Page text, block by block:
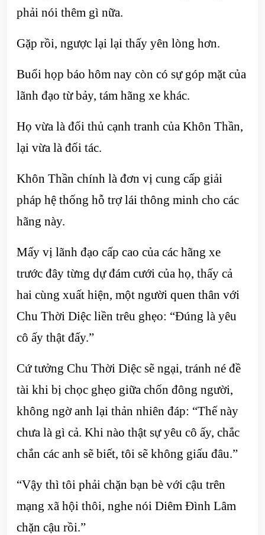
phải nói thêm gì nữa.
Gặp rồi, ngược lại lại thấy yên lòng hơn.
Buổi họp báo hôm nay còn có sự góp mặt của
lãnh đạo từ bảy, tám hãng xe khác.
Họ vừa là đối thủ cạnh tranh của Khôn Thần,
lại vừa là đối tác.
Khôn Thần chính là đơn vị cung cấp giải
pháp hệ thống hỗ trợ lái thông minh cho các
hãng này.
Mấy vị lãnh đạo cấp cao của các hãng xe
trước đây từng dự đám cưới của họ, thấy cả
hai cùng xuất hiện, một người quen thân với
Chu Thời Diệc liền trêu ghẹo: “Đúng là yêu
cô ấy thật đấy.”
Cứ tưởng Chu Thời Diệc sẽ ngại, tránh né đề
tài khi bị chọc ghẹo giữa chốn đông người,
không ngờ anh lại thản nhiên đáp: “Thế này
chưa là gì cả. Khi nào thật sự yêu cô ấy, chắc
chắn các anh sẽ biết, tôi sẽ không giấu đâu.”
“Vậy thì tôi phải chặn bạn bè với cậu trên
mạng xã hội thôi, nghe nói Diêm Đình Lâm
chặn cậu rồi.”